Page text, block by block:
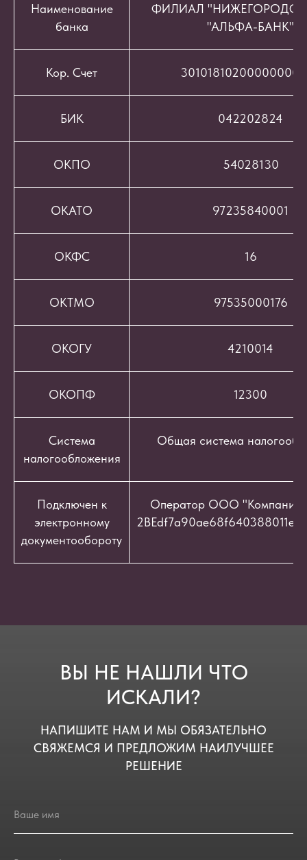
Наименование
банка
ФИЛИАЛ
"АЛЬФА-БАНК"
Кор. Счет
БИК 042202824
ОКПО 54028130
ОКАТО 97235840001
ОКФС 16
ОКТМО 97535000176
ОКОГУ 4210014
ОКОПФ 12300
Система
налогообложения
Общая система
Подключен к
электронному
документообороту
Оператор ООО "Компания
ВЫ НЕ НАШЛИ ЧТО
ИСКАЛИ?
НАПИШИТЕ НАМ И МЫ ОБЯЗАТЕЛЬНО
СВЯЖЕМСЯ И ПРЕДЛОЖИМ НАИЛУЧШЕЕ
РЕШЕНИЕ